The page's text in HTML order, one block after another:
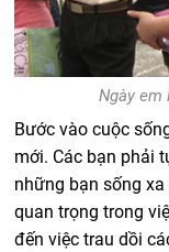
Ngày em
Bước vào cuộc
mới. Các bạn phải
những bạn sống
quan trọng trong
đến việc trau dồi